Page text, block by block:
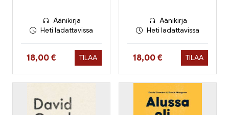
Äänikirja
Heti ladattavissa
Hinta nyt
18,00 € TILAA
Äänikirja
Heti ladattavissa
Hinta nyt
18,00 € TILAA